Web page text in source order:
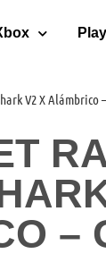
V2 X Alámbrico
–